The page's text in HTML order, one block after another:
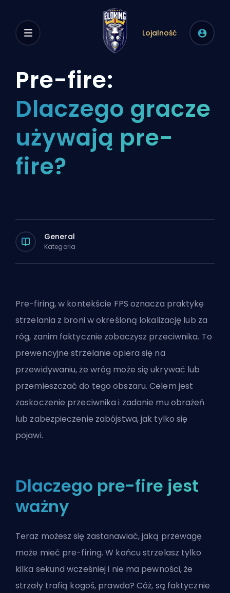
Lojalność
Pre-fire:
Dlaczego gracze
używają pre-
fire?
General
Kategoria
Pre-firing, w kontekście FPS oznacza praktykę
strzelania z broni w określoną lokalizację lub za
róg, zanim faktycznie zobaczysz przeciwnika. To
prewencyjne strzelanie opiera się na
przewidywaniu, że wróg może się ukrywać lub
przemieszczać do tego obszaru. Celem jest
zaskoczenie przeciwnika i zadanie mu obrażeń
lub zabezpieczenie zabójstwa, jak tylko się
pojawi.
Dlaczego pre-fire jest
ważny
Teraz możesz się zastanawiać, jaką przewagę
może mieć pre-firing. W końcu strzelasz tylko
kilka sekund wcześniej i nie ma pewności, że
strzały trafią kogoś, prawda? Cóż, są faktycznie